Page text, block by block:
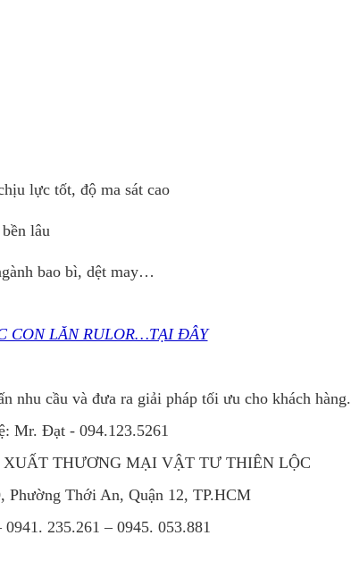
lực tốt, độ ma sát cao
lâu
bao bì, dệt may…
CON LĂN RULOR…TẠI ĐÂY
nhu cầu và đưa ra giải pháp tối ưu cho khách hàng.
Mr. Đạt - 094.123.5261
XUẤT THƯƠNG MẠI VẬT TƯ THIÊN LỘC
Phường Thới An, Quận 12, TP.HCM
235.261 – 0945. 053.881